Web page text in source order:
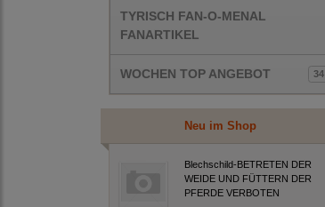
TYRISCH FAN-O-MENAL
FANARTIKEL
WOCHEN TOP ANGEBOT 34
Neu im Shop
Blechschild-BETRETEN DER
WEIDE UND FÜTTERN DER
PFERDE VERBOTEN